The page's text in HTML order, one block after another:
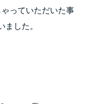
っていただいた事
ました。